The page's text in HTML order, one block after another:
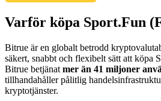
Hänvisning
Bjud in en vän för att få
Deposit CASHCAT & Win
Varför köpa Sport.Fun
Bitrue är en globalt betrodd
säkert, snabbt och flexibelt sätt att köpa
Bitrue betjänat mer än 41 miljoner
tillhandahåller pålitlig
kryptotjänster.